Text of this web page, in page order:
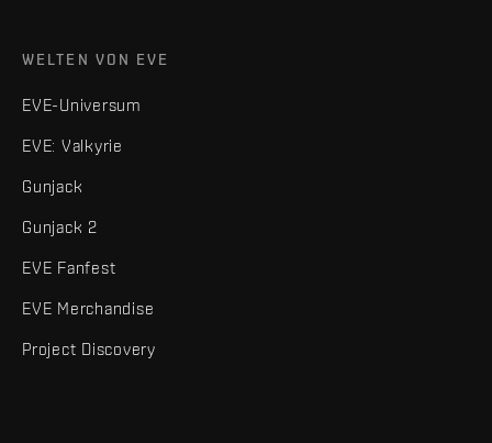
WELTEN VON EVE
EVE-Universum
EVE: Valkyrie
Gunjack
Gunjack 2
EVE Fanfest
EVE Merchandise
Project Discovery